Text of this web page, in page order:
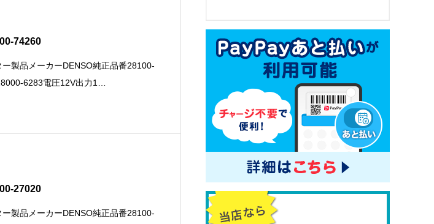
74260
製品メーカーDENSO純正品番28100-
6283電圧12V出力1…
27020
製品メーカーDENSO純正品番28100-